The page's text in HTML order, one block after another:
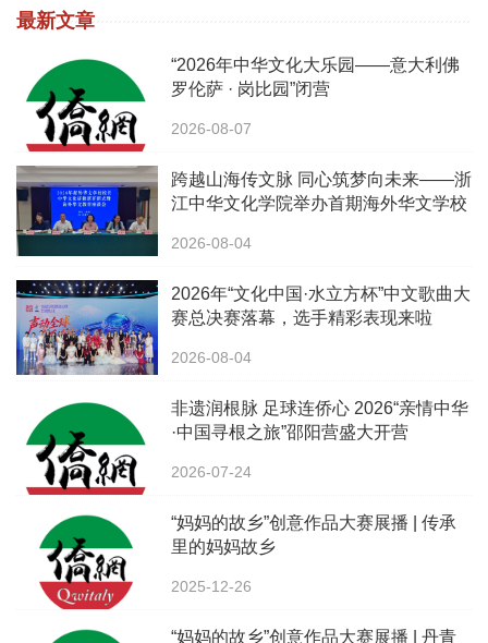
最新文章
“2026年中华文化大乐园——意大利佛
罗伦萨 · 岗比园”闭营
2026-08-07
跨越山海传文脉 同心筑梦向未来——浙
江中华文化学院举办首期海外华文学校
2026-08-04
2026年“文化中国·水立方杯”中文歌曲大
赛总决赛落幕，选手精彩表现来啦
2026-08-04
非遗润根脉 足球连侨心 2026“亲情中华
·中国寻根之旅”邵阳营盛大开营
2026-07-24
“妈妈的故乡”创意作品大赛展播 | 传承
里的妈妈故乡
2025-12-26
“妈妈的故乡”创意作品大赛展播 | 丹青